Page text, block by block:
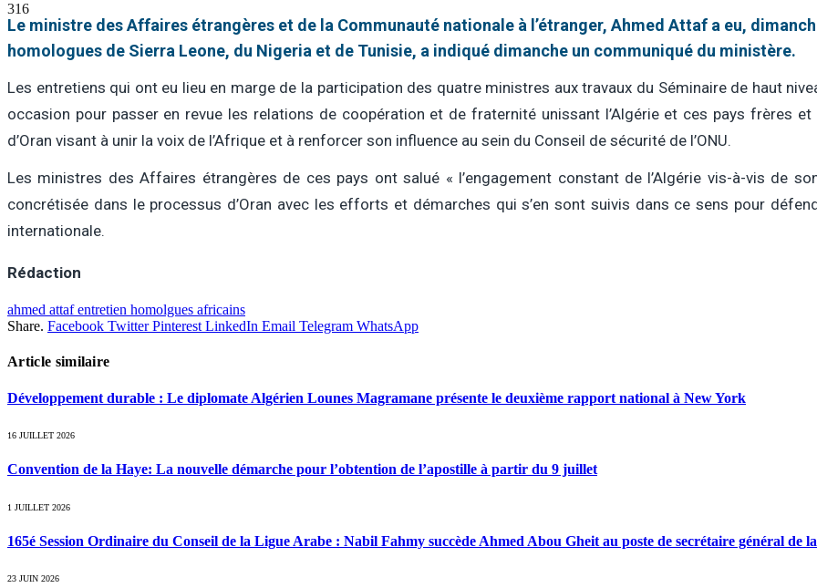
316
Le ministre des Affaires étrangères et de la Communauté nationale à l’étranger, Ahmed Attaf a eu,
homologues de Sierra Leone, du Nigeria et de Tunisie, a indiqué dimanche un communiqué du ministère.
Les entretiens qui ont eu lieu en marge de la participation des quatre ministres aux travaux du Séminaire de haut
occasion pour passer en revue les relations de coopération et de fraternité unissant l’Algérie et ces pays frères
d’Oran visant à unir la voix de l’Afrique et à renforcer son influence au sein du Conseil de sécurité de l’ONU.
Les ministres des Affaires étrangères de ces pays ont salué « l’engagement constant de l’Algérie vis-à-vis de
concrétisée dans le processus d’Oran avec les efforts et démarches qui s’en sont suivis dans ce sens pour
internationale.
Rédaction
ahmed attaf entretien homolgues africains
Share. Facebook Twitter Pinterest LinkedIn Email Telegram WhatsApp
Article similaire
Développement durable : Le diplomate Algérien Lounes Magramane présente le deuxième rapport national à New York
16 JUILLET 2026
Convention de la Haye: La nouvelle démarche pour l’obtention de l’apostille à partir du 9 juillet
1 JUILLET 2026
165é Session Ordinaire du Conseil de la Ligue Arabe : Nabil Fahmy succède Ahmed Abou Gheit au poste de secrétaire général de
23 JUIN 2026